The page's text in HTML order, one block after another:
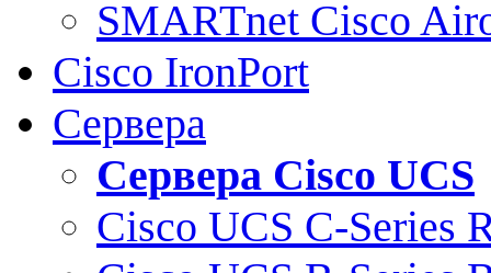
SMARTnet Cisco
Cisco IronPort
Сервера
Сервера Cisco UCS
Cisco UCS C-Series